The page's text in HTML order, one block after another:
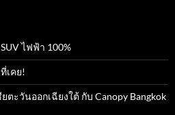
ไฟฟ้า 100%
เคย!
ตะวันออกเฉียงใต้ กับ Canopy Bangkok